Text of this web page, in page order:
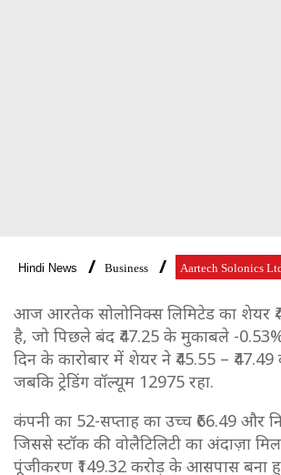
Hindi News Business Aartech Solonics
आज आरतेक सोलोनिक्स लिमिटेड का शेयर
है, जो पिछले बंद ₹47.25 के मुकाबले -0.53%
दिन के कारोबार में शेयर ने ₹45.55 –
जबकि ट्रेडिंग वॉल्यूम 12975 रहा.
कंपनी का 52-सप्ताह का उच्च ₹66.49 और
जिससे स्टॉक की वोलैटिलिटी का अंदाज़ा
पूंजीकरण ₹149.32 करोड़ के आसपास बना